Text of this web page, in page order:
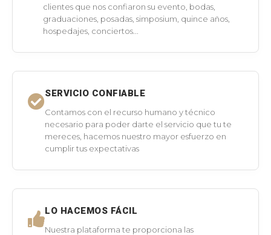
clientes que nos confiaron su evento, bodas,
graduaciones, posadas, simposium, quince años,
hospedajes, conciertos...
SERVICIO CONFIABLE
Contamos con el recurso humano y técnico
necesario para poder darte el servicio que tu te
mereces, hacemos nuestro mayor esfuerzo en
cumplir tus expectativas
LO HACEMOS FÁCIL
Nuestra plataforma te proporciona las